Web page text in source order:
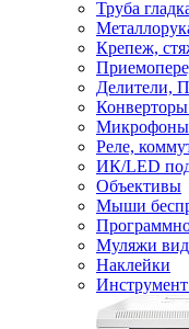
Труба
Крепеж,
Делители,
Микрофоны
Реле,
ИК/LED
Объективы
Мыши
Муляжи
Наклейки